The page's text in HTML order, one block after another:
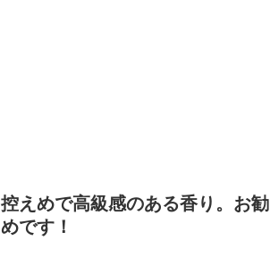
控えめで高級感のある香り。お勧
めです！